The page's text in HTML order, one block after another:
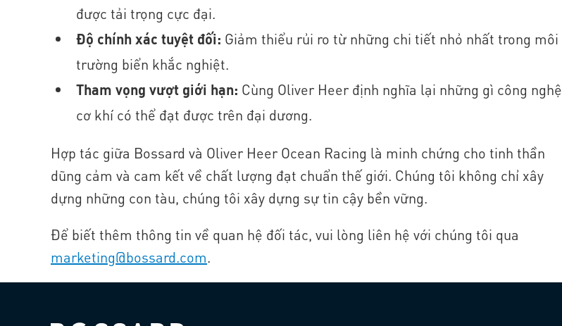
được tải trọng cực đại.
Độ chính xác tuyệt đối: Giảm thiểu rủi ro từ những chi tiết nhỏ nhất trong môi
trường biển khắc nghiệt.
Tham vọng vượt giới hạn: Cùng Oliver Heer định nghĩa lại những gì công nghệ
cơ khí có thể đạt được trên đại dương.
Hợp tác giữa Bossard và Oliver Heer Ocean Racing là minh chứng cho tinh thần
dũng cảm và cam kết về chất lượng đạt chuẩn thế giới. Chúng tôi không chỉ xây
dựng những con tàu, chúng tôi xây dựng sự tin cậy bền vững.
Để biết thêm thông tin về quan hệ đối tác, vui lòng liên hệ với chúng tôi qua
marketing@bossard.com.